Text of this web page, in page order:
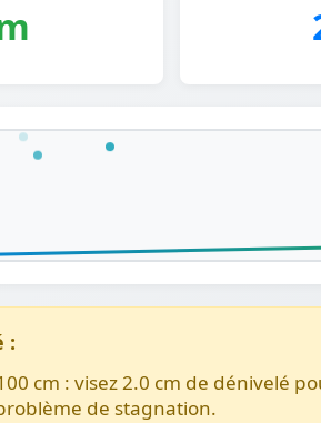
:
cm : visez 2.0 cm de dénivelé
de stagnation.